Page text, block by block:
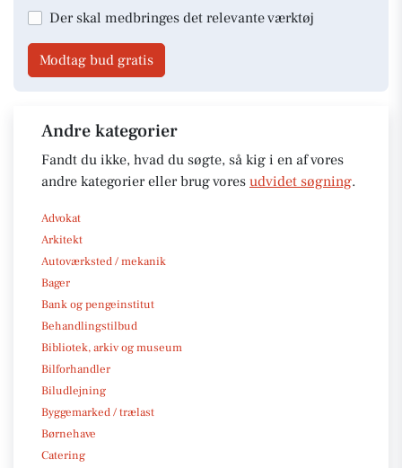
Der skal medbringes det relevante værktøj
Modtag bud gratis
Andre kategorier
Fandt du ikke, hvad du søgte, så kig i en af vores
andre kategorier eller brug vores udvidet søgning.
Advokat
Arkitekt
Autoværksted / mekanik
Bager
Bank og pengeinstitut
Behandlingstilbud
Bibliotek, arkiv og museum
Bilforhandler
Biludlejning
Byggemarked / trælast
Børnehave
Catering